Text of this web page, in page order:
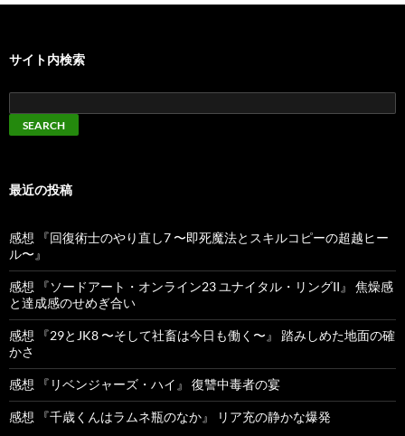
サイト内検索
最近の投稿
感想 『回復術士のやり直し7 〜即死魔法とスキルコピーの超越ヒー
ル〜』
感想 『ソードアート・オンライン23 ユナイタル・リングII』 焦燥感
と達成感のせめぎ合い
感想 『29とJK8 〜そして社畜は今日も働く〜』 踏みしめた地面の確
かさ
感想 『リベンジャーズ・ハイ』 復讐中毒者の宴
感想 『千歳くんはラムネ瓶のなか』 リア充の静かな爆発